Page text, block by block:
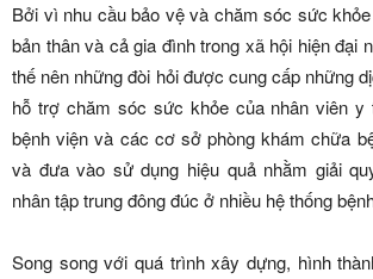
Bởi vì nhu cầu bảo vệ và chăm sóc sức
bản thân và cả gia đình trong xã hội hiện đại
thế nên những đòi hỏi được cung cấp những
hỗ trợ chăm sóc sức khỏe của nhân viên y
bệnh viện và các cơ sở phòng khám chữa
và đưa vào sử dụng hiệu quả nhằm giải
nhân tập trung đông đúc ở nhiều hệ thống
Song song với quá trình xây dựng, hình